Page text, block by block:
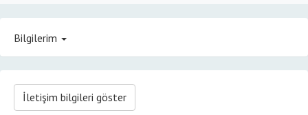
Bilgilerim
İletişim bilgileri göster